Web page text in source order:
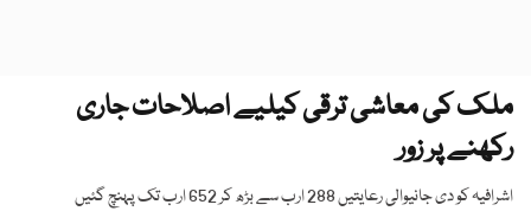
ملک کی معاشی ترقی کیلیے اصلاحات جاری
رکھنے پر زور
اشرافیہ کو دی جانیوالی رعایتیں 288 ارب سے بڑھ کر 652 ارب تک پہنچ گئیں